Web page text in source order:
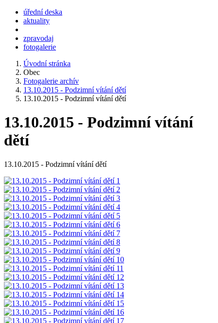
úřední deska
aktuality
zpravodaj
fotogalerie
Úvodní stránka
Obec
Fotogalerie archív
13.10.2015 - Podzimní vítání dětí
13.10.2015 - Podzimní vítání dětí
13.10.2015 - Podzimní vítání
dětí
13.10.2015 - Podzimní vítání dětí